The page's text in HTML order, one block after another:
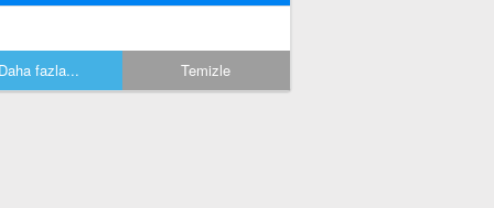
Daha fazla... Temizle